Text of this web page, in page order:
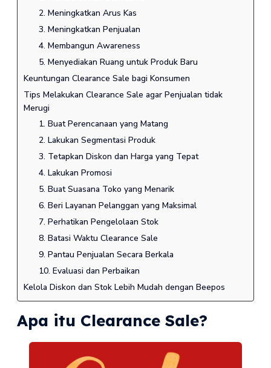
2. Meningkatkan Arus Kas
3. Meningkatkan Penjualan
4. Membangun Awareness
5. Menyediakan Ruang untuk Produk Baru
Keuntungan Clearance Sale bagi Konsumen
Tips Melakukan Clearance Sale agar Penjualan tidak
Merugi
1. Buat Perencanaan yang Matang
2. Lakukan Segmentasi Produk
3. Tetapkan Diskon dan Harga yang Tepat
4. Lakukan Promosi
5. Buat Suasana Toko yang Menarik
6. Beri Layanan Pelanggan yang Maksimal
7. Perhatikan Pengelolaan Stok
8. Batasi Waktu Clearance Sale
9. Pantau Penjualan Secara Berkala
10. Evaluasi dan Perbaikan
Kelola Diskon dan Stok Lebih Mudah dengan Beepos
Apa itu Clearance Sale?